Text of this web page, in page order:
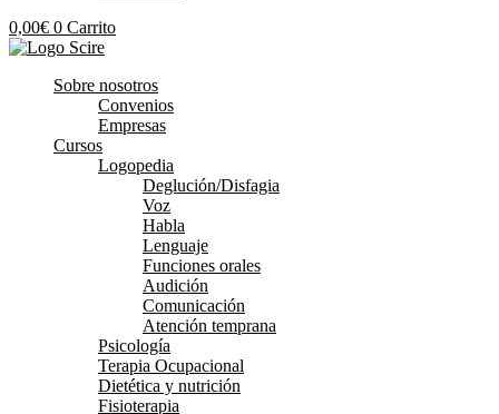
0,00€ 0 Carrito
Sobre nosotros
Convenios
Empresas
Cursos
Logopedia
Deglución/Disfagia
Voz
Habla
Lenguaje
Funciones orales
Audición
Comunicación
Atención temprana
Psicología
Terapia Ocupacional
Dietética y nutrición
Fisioterapia